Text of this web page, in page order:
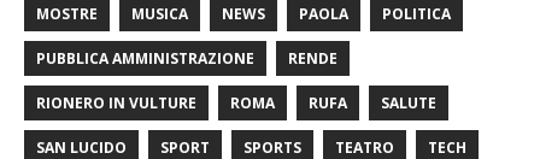
MOSTRE MUSICA NEWS PAOLA POLITICA
PUBBLICA AMMINISTRAZIONE RENDE
RIONERO IN VULTURE ROMA RUFA SALUTE
SAN LUCIDO SPORT SPORTS TEATRO TECH